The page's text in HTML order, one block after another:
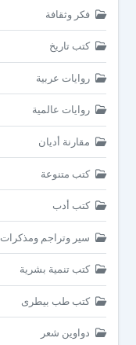
فكر وثقافة
كتب تاريخ
روايات عربية
روايات عالمية
مقارنة أديان
كتب متنوعة
كتب أدب
سير وتراجم ومذكرات
كتب تنمية بشرية
كتب طب بيطرى
دواوين شعر